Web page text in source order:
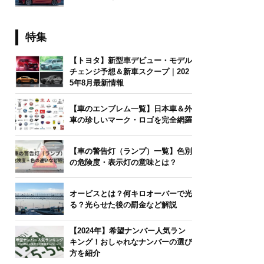
特集
【トヨタ】新型車デビュー・モデル
チェンジ予想＆新車スクープ｜202
5年8月最新情報
【車のエンブレム一覧】日本車＆外
車の珍しいマーク・ロゴを完全網羅
【車の警告灯（ランプ）一覧】色別
の危険度・表示灯の意味とは？
オービスとは？何キロオーバーで光
る？光らせた後の罰金など解説
【2024年】希望ナンバー人気ラン
キング！おしゃれなナンバーの選び
方を紹介